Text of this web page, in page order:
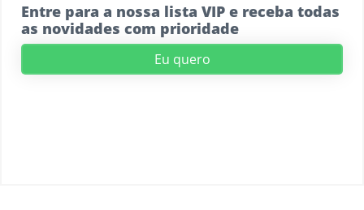
Entre para a nossa lista VIP e receba todas
as novidades com prioridade
Eu quero